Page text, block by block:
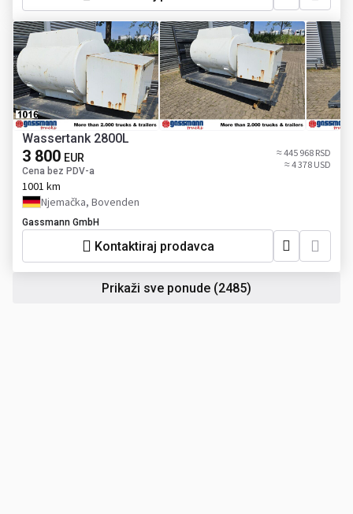
Wassertank 2800L
3 800 EUR
Cena bez PDV-a
≈ 445 968 RSD
≈ 4 378 USD
1001 km
Njemačka, Bovenden
Gassmann GmbH
Kontaktiraj prodavca
Prikaži sve ponude (2485)